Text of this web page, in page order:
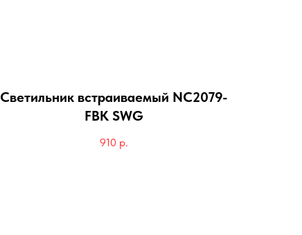
Светильник встраиваемый NC2079-
FBK SWG
910 р.